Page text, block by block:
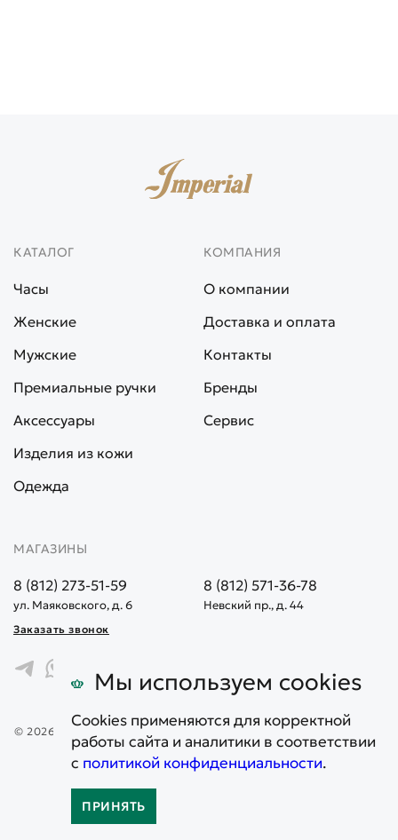
© 2026. Все права защищены. Информация, представленная на
сайте, не является публичной офертой
Карта сайта
Политика конфиденциальности
КАТАЛОГ
Часы
Женские
Мужские
Премиальные ручки
Аксессуары
Изделия из кожи
Одежда
КОМПАНИЯ
О компании
Доставка и оплата
Контакты
Бренды
Сервис
МАГАЗИНЫ
8 (812) 273-51-59
ул. Маяковского, д. 6
8 (812) 571-36-78
Невский пр., д. 44
Заказать звонок
Мы используем cookies
Cookies применяются для корректной
работы сайта и аналитики в соответствии
с политикой конфиденциальности.
ПРИНЯТЬ